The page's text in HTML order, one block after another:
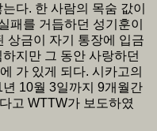
다. 한 사람의 목숨 값이
패를 거듭하던 성기훈이
상금이 자기 통장에 입금
지만 그 동안 사랑하던
가 있게 되다. 시카고의
10월 3일까지 9개월간
고 WTTW가 보도하였